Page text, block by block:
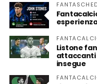
Listone
attaccanti
insegue